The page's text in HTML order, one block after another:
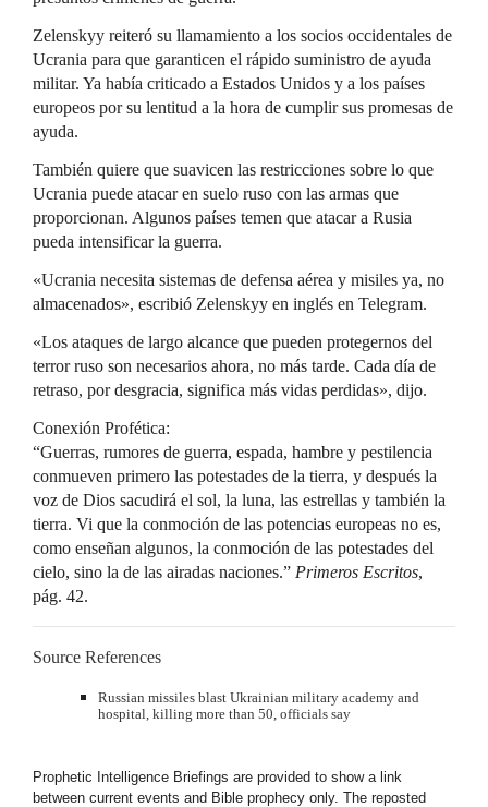
Zelenskyy reiteró su llamamiento a los socios occidentales de
Ucrania para que garanticen el rápido suministro de ayuda
militar. Ya había criticado a Estados Unidos y a los países
europeos por su lentitud a la hora de cumplir sus promesas de
ayuda.
También quiere que suavicen las restricciones sobre lo que
Ucrania puede atacar en suelo ruso con las armas que
proporcionan. Algunos países temen que atacar a Rusia
pueda intensificar la guerra.
«Ucrania necesita sistemas de defensa aérea y misiles ya, no
almacenados», escribió Zelenskyy en inglés en Telegram.
«Los ataques de largo alcance que pueden protegernos del
terror ruso son necesarios ahora, no más tarde. Cada día de
retraso, por desgracia, significa más vidas perdidas», dijo.
Conexión Profética:
“Guerras, rumores de guerra, espada, hambre y pestilencia
conmueven primero las potestades de la tierra, y después la
voz de Dios sacudirá el sol, la luna, las estrellas y también la
tierra. Vi que la conmoción de las potencias europeas no es,
como enseñan algunos, la conmoción de las potestades del
cielo, sino la de las airadas naciones.” Primeros Escritos,
pág. 42.
Source References
Russian missiles blast Ukrainian military academy and
hospital, killing more than 50, officials say
Prophetic Intelligence Briefings are provided to show a link
between current events and Bible prophecy only. The reposted